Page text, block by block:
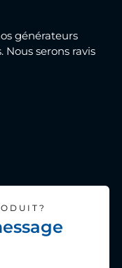
générateurs
Nous serons ravis